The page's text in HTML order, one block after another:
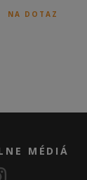
NA DOTAZ
MÉDIÁ